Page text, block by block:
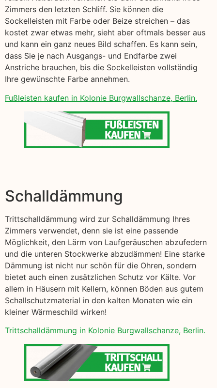
Zimmers den letzten Schliff. Sie können die
Sockelleisten mit Farbe oder Beize streichen – das
kostet zwar etwas mehr, sieht aber oftmals besser aus
und kann ein ganz neues Bild schaffen. Es kann sein,
dass Sie je nach Ausgangs- und Endfarbe zwei
Anstriche brauchen, bis die Sockelleisten vollständig
Ihre gewünschte Farbe annehmen.
Fußleisten kaufen in Kolonie Burgwallschanze, Berlin.
Schalldämmung
Trittschalldämmung wird zur Schalldämmung Ihres
Zimmers verwendet, denn sie ist eine passende
Möglichkeit, den Lärm von Laufgeräuschen abzufedern
und die unteren Stockwerke abzudämmen! Eine starke
Dämmung ist nicht nur schön für die Ohren, sondern
bietet auch einen zusätzlichen Schutz vor Kälte. Vor
allem in Häusern mit Kellern, können Böden aus gutem
Schallschutzmaterial in den kalten Monaten wie ein
kleiner Wärmeschild wirken!
Trittschalldämmung in Kolonie Burgwallschanze, Berlin.